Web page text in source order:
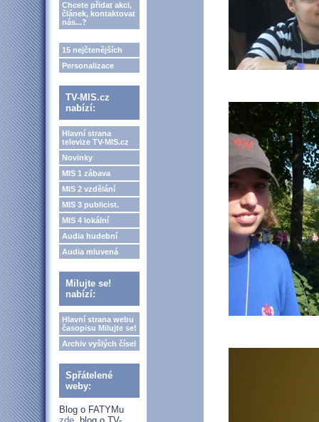
Chcete přidat akci,
článek, kontaktovat
nás...?
15 nejčtenějších
Personalizace
TV-MIS.cz
nabízí:
Hlavní strana
televize TV-MIS.cz
Novinky
MIS 1 zábava
MIS 2 vzdělání
MIS 3 publicist.
MIS 4 lokální
Audia hudební
Audia mluvená
Milujte se!
nabízí:
Hlavní strana webu
časopisu Milujte se!
Archiv vyšlých čísel
Spřátelené
weby:
Blog o FATYMu